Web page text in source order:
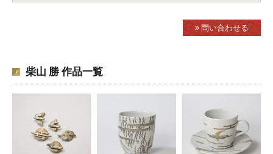
問い合わせる
柴山 勝 作品一覧